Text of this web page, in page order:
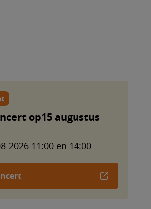
op15 augustus
2026 11:00 en 14:00